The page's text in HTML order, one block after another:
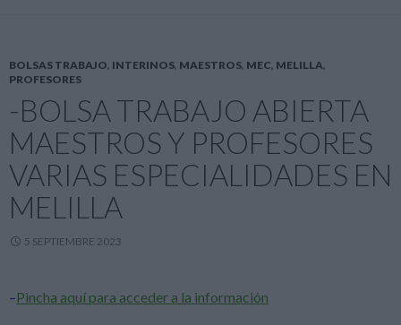
k
p
r
BOLSAS TRABAJO, INTERINOS, MAESTROS, MEC, MELILLA,
PROFESORES
-BOLSA TRABAJO ABIERTA
MAESTROS Y PROFESORES
VARIAS ESPECIALIDADES EN
MELILLA
5 SEPTIEMBRE 2023
–Pincha aquí para acceder a la información